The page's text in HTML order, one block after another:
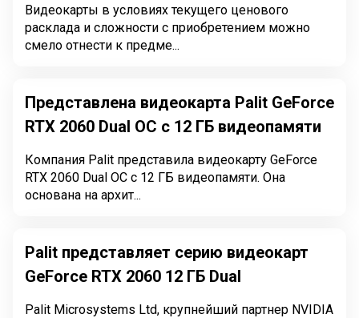
Видеокарты в условиях текущего ценового
расклада и сложности с приобретением можно
смело отнести к предме...
Представлена видеокарта Palit GeForce
RTX 2060 Dual OC с 12 ГБ видеопамяти
Компания Palit представила видеокарту GeForce
RTX 2060 Dual OC с 12 ГБ видеопамяти. Она
основана на архит...
Palit представляет серию видеокарт
GeForce RTX 2060 12 ГБ Dual
Palit Microsystems Ltd, крупнейший партнер NVIDIA